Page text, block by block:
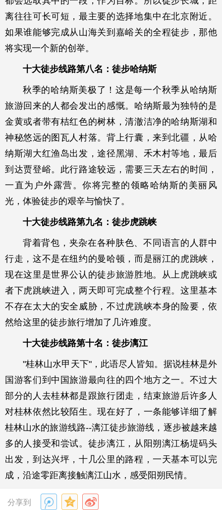
离往往可长可短，最主要的选择地集中在北京附近。
如果谁能够完成从山海关到嘉峪关的全程徒步，那他
将实现一个新的创举。
十大徒步线路第八名：徒步哈纳斯
秋季的哈纳斯美极了！这是每一个秋季从哈纳斯
旅游回来的人都会发出的感慨。哈纳斯最为独特的是
金黄或者带有桔红色的树林，清澈洁净的哈纳斯湖和
神秘悠远的图瓦人村落。背上行囊，来到北疆，从哈
纳斯湖大红渔岛出发，途径黑湖、禾木村等地，最后
到达贾登峪。此行路途较远，需要三天左右的时间，
一直为户外露营。你将完整的领略哈纳斯的美丽风
光，体验徒步的艰辛与愉快了。
十大徒步线路第九名：徒步虎跳峡
背着背包，夹杂在各种肤色、不同语言的人群中
行走，这不是在纽约的曼哈顿，而是丽江的虎跳峡，
现在这里是世界公认的徒步旅游胜地。从上虎跳峡或
者下虎跳峡进入，两天即可完成整个行程。这里基本
不存在太大的安全威胁，不过虎跳峡本身的险要，依
然给这里的徒步旅行增加了几许难度。
十大徒步线路第十名：徒步漓江
"桂林山水甲天下"，此语尽人皆知。据说桂林是外
国游客们到中国旅游最向往的四个地方之一。不过大
部分的人去桂林都是跟旅行团走，结束旅游后许多人
对桂林依然比较陌生。现在好了，一条能够详细了解
桂林山水的旅游线路--漓江徒步旅游线，逐步被越来越
多的人接受和尝试。徒步漓江，从阳朔漓江杨堤码头
出发，到达兴坪，十几公里的路程，一天基本可以完
成，沿途零距离接触漓江山水，感受阳朔民情。
分享到